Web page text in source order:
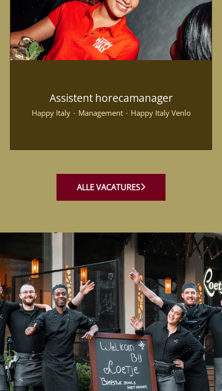
Assistent horecamanager
Happy Italy · Management · Happy Italy Venlo
ALLE VACATURES